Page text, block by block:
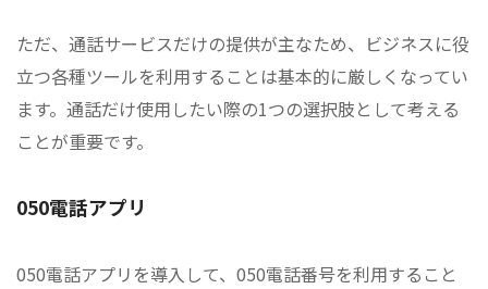
ただ、通話サービスだけの提供が主なため、ビジネスに役
立つ各種ツールを利用することは基本的に厳しくなってい
ます。通話だけ使用したい際の1つの選択肢として考える
ことが重要です。
050電話アプリ
050電話アプリを導入して、050電話番号を利用すること